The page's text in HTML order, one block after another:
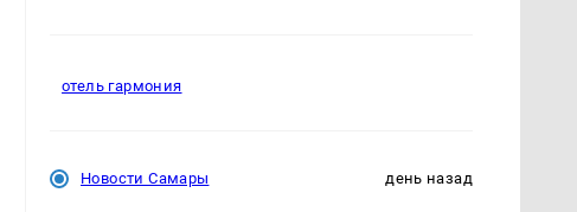
отель гармония
Новости Самары день назад